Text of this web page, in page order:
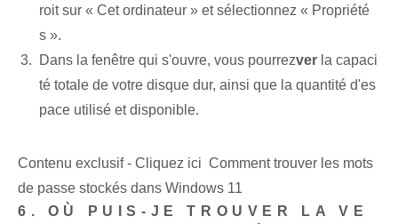
roit sur « Cet ordinateur »‍ et sélectionnez « Propriété
s ».
Dans la fenêtre qui s'ouvre, vous pourrezver la capaci
té totale de votre disque dur, ainsi que la quantité d'es
pace utilisé et disponible.
Contenu exclusif - Cliquez ici Comment trouver les mots
de passe stockés dans Windows 11
6. OÙ PUIS-JE TROUVER LA VE